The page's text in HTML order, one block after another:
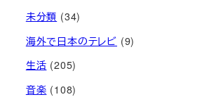
未分類 (34)
海外で日本のテレビ (9)
生活 (205)
音楽 (108)